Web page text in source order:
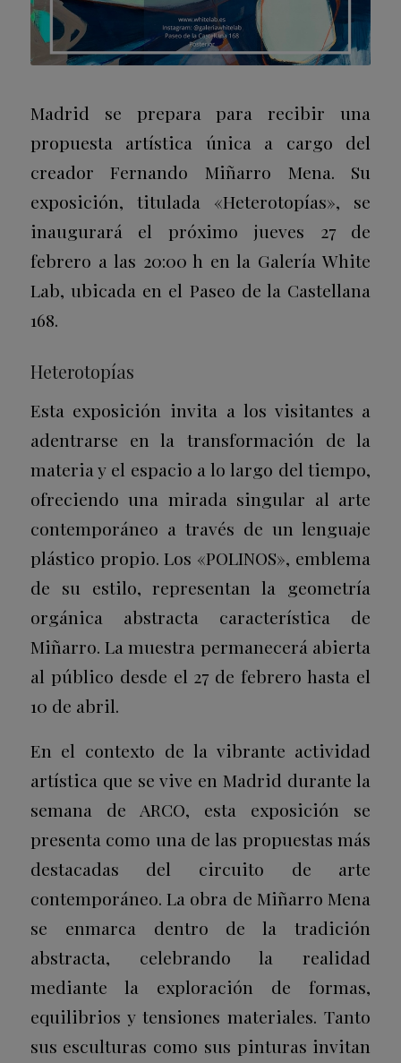
Madrid se prepara para recibir una
propuesta artística única a cargo del
creador Fernando Miñarro Mena. Su
exposición, titulada «Heterotopías», se
inaugurará el próximo jueves 27 de
febrero a las 20:00 h en la Galería White
Lab, ubicada en el Paseo de la Castellana
168.
Heterotopías
Esta exposición invita a los visitantes a
adentrarse en la transformación de la
materia y el espacio a lo largo del tiempo,
ofreciendo una mirada singular al arte
contemporáneo a través de un lenguaje
plástico propio. Los «POLINOS», emblema
de su estilo, representan la geometría
orgánica abstracta característica de
Miñarro. La muestra permanecerá abierta
al público desde el 27 de febrero hasta el
10 de abril.
En el contexto de la vibrante actividad
artística que se vive en Madrid durante la
semana de ARCO, esta exposición se
presenta como una de las propuestas más
destacadas del circuito de arte
contemporáneo. La obra de Miñarro Mena
se enmarca dentro de la tradición
abstracta, celebrando la realidad
mediante la exploración de formas,
equilibrios y tensiones materiales. Tanto
sus esculturas como sus pinturas invitan